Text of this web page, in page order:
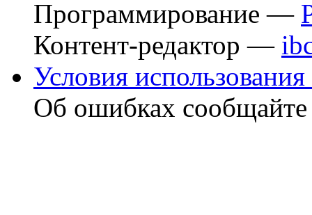
Программирование —
Контент-редактор —
Условия использования
Об ошибках